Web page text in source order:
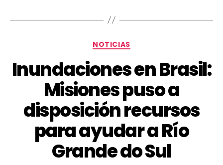
NOTICIAS
Inundaciones en Brasil:
Misiones puso a
disposición recursos
para ayudar a Río
Grande do Sul